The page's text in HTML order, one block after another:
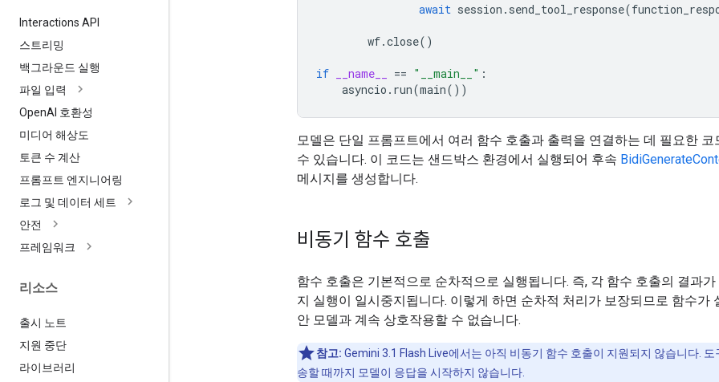
Interactions API
스트리밍
백그라운드 실행
파일 입력
OpenAI 호환성
미디어 해상도
토큰 수 계산
프롬프트 엔지니어링
로그 및 데이터 세트
안전
프레임워크
리소스
출시 노트
지원 중단
라이브러리
await session . send_tool_response(
wf.close()
if __name__ == "__main__" :
asyncio . run(main())
모델은 단일 프롬프트에서 여러 함수 호출과 출력을 연결하는 데 필요한 코
수 있습니다. 이 코드는 샌드박스 환경에서 실행되어 후속
메시지를 생성합니다.
비동기 함수 호출
함수 호출은 기본적으로 순차적으로 실행됩니다. 즉, 각 함수 호출의 결과
지 실행이 일시중지됩니다. 이렇게 하면 순차적 처리가 보장되므로 함수가
안 모델과 계속 상호작용할 수 없습니다.
참고: Gemini 3.1 Flash Live에서는 아직 비동기 함수 호출이 지원되지 않습니다. 도
송할 때까지 모델이 응답을 시작하지 않습니다.